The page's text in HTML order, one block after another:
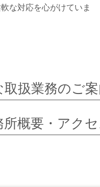
な対応を心がけていま
取扱業務のご
所概要・アク